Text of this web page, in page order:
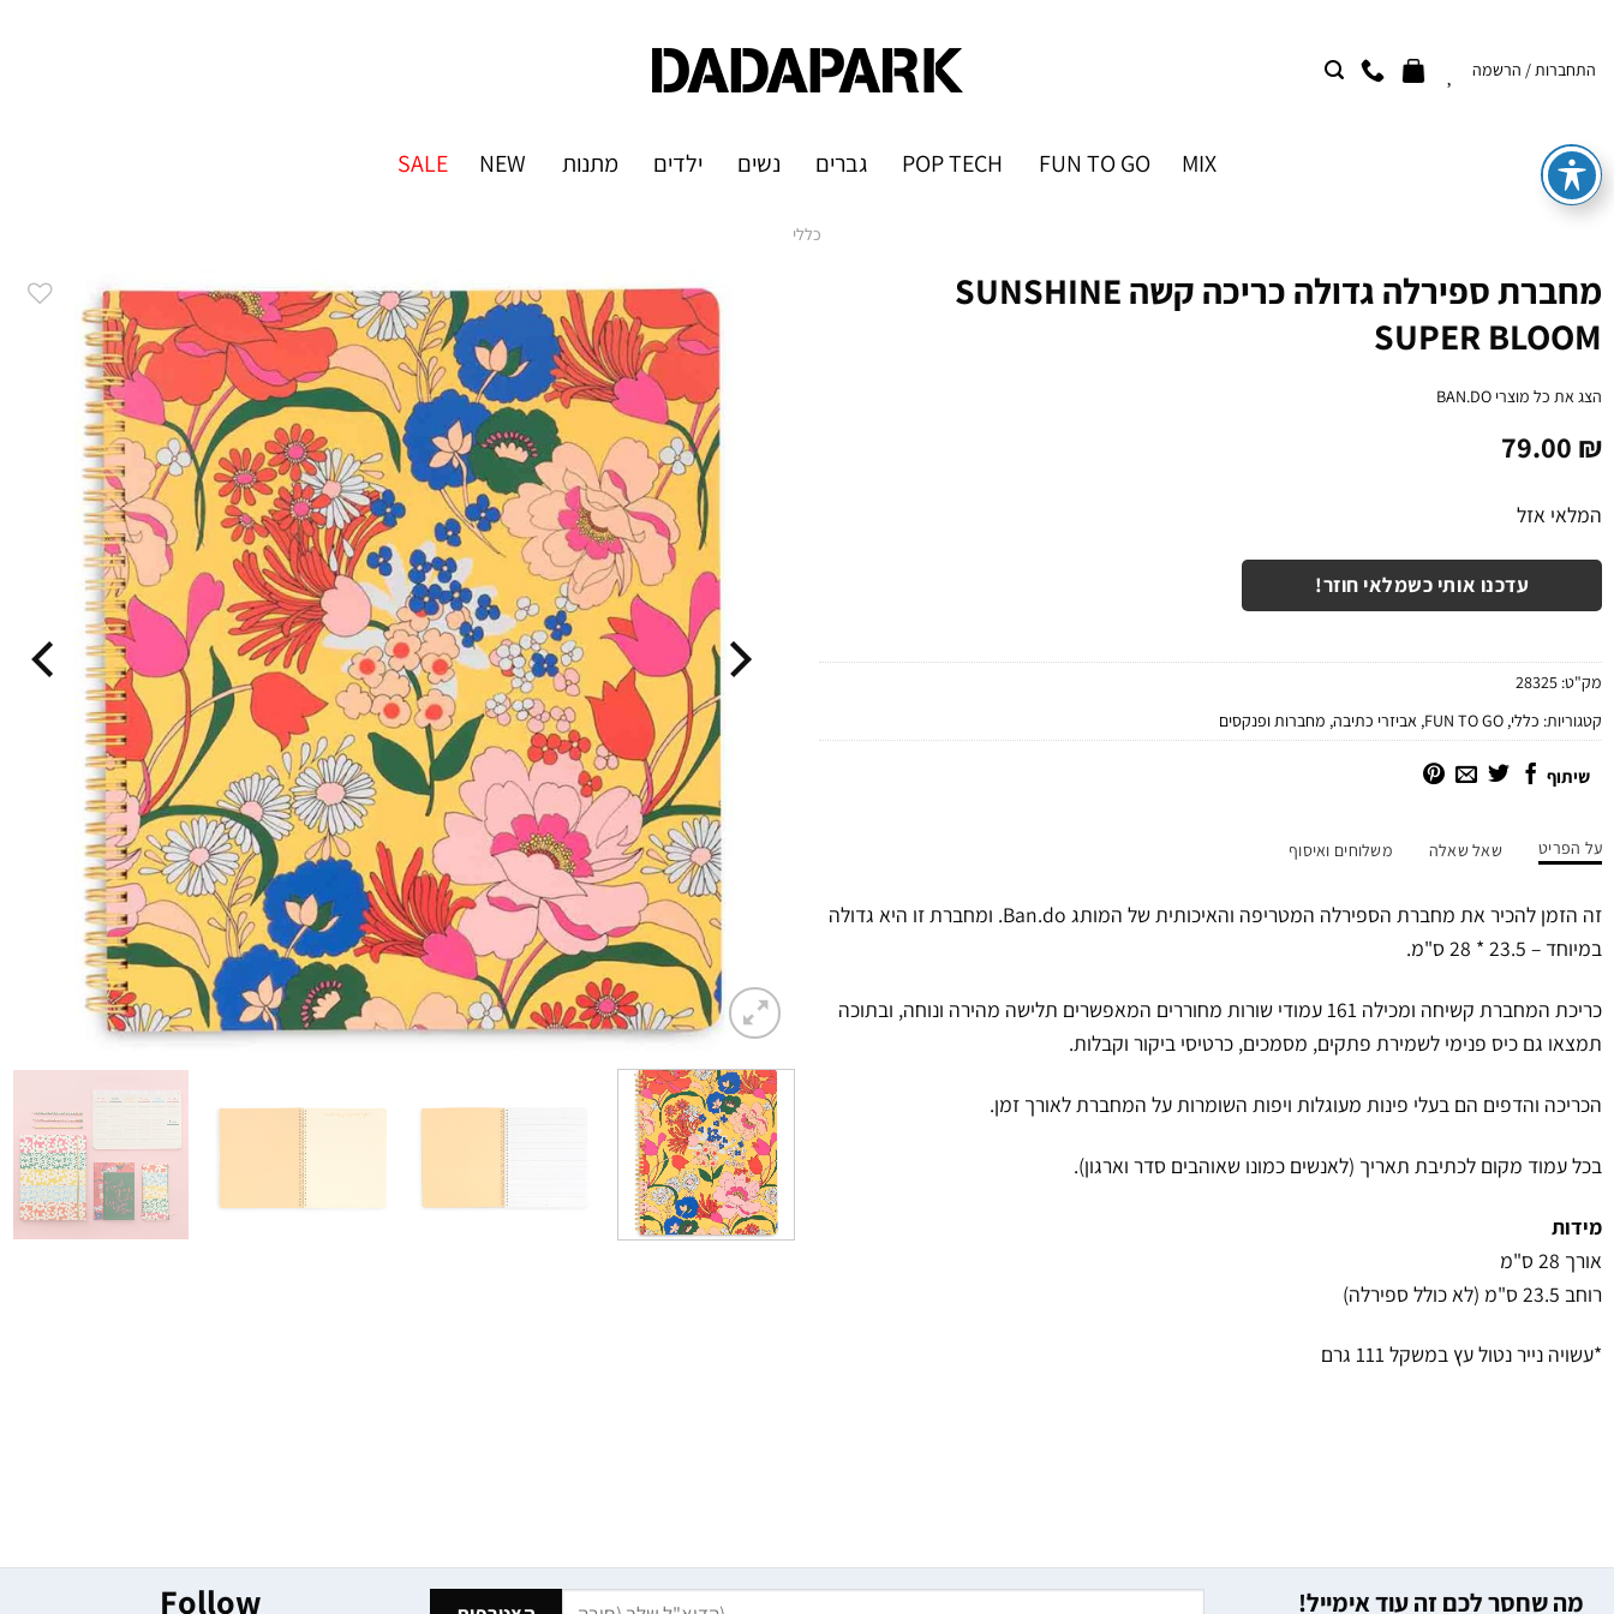
content
התחברות / הרשמה
MIX
FUN TO GO
POP TECH גברים נשים ילדים מתנות NEW
SALE
כללי
מחברת ספירלה גדולה כריכה קשה SUNSHINE
SUPER BLOOM
הצג את כל מוצרי BAN.DO
79.00 ₪
המלאי אזל
עדכנו אותי כשמלאי חוזר!
מק"ט: 28325
קטגוריות: כללי,
FUN TO GO
, אביזרי כתיבה, מחברות ופנקסים
שיתוף
על הפריט שאל שאלה משלוחים ואיסוף
זה הזמן להכיר את מחברת הספירלה המטריפה והאיכותית של המותג Ban.do. ומחברת זו היא גדולה
במיוחד – 23.5 * 28 ס"מ.
כריכת המחברת קשיחה ומכילה 161 עמודי שורות מחוררים המאפשרים תלישה מהירה ונוחה, ובתוכה
תמצאו גם כיס פנימי לשמירת פתקים, מסמכים, כרטיסי ביקור וקבלות.
הכריכה והדפים הם בעלי פינות מעוגלות ויפות השומרות על המחברת לאורך זמן.
בכל עמוד מקום לכתיבת תאריך (לאנשים כמונו שאוהבים סדר וארגון).
מידות
אורך 28 ס"מ
רוחב 23.5 ס"מ (לא כולל ספירלה)
*עשויה נייר נטול עץ במשקל 111 גרם
מה שחסר לכם זה עוד אימייל! Follow